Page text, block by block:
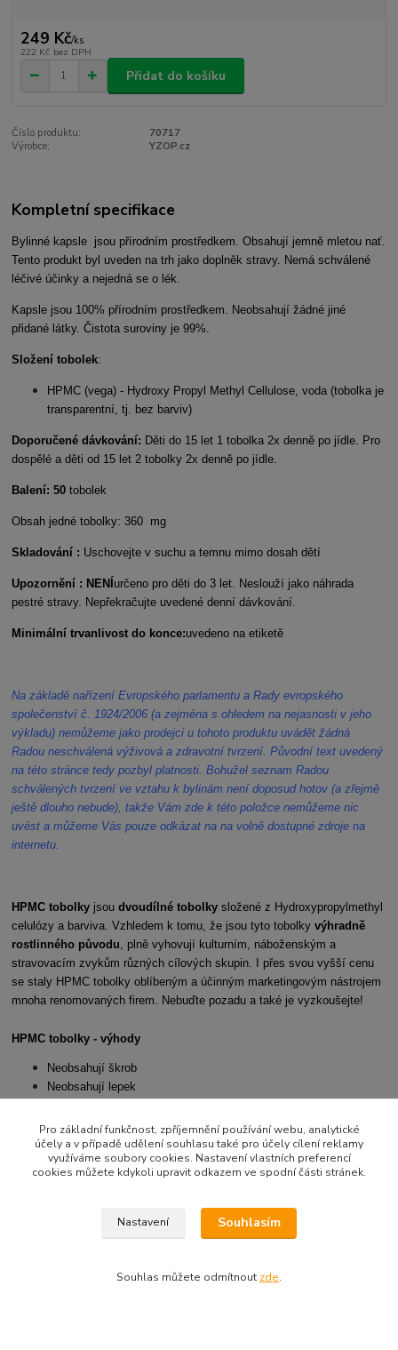
249 Kč/ks
222 Kč bez DPH
Přidat do košíku
Číslo produktu:
70717
Výrobce:
YZOP.cz
Kompletní specifikace
Bylinné kapsle jsou přírodním prostředkem. Obsahují jemně mletou nať.
Tento produkt byl uveden na trh jako doplněk stravy. Nemá schválené
léčivé účinky a nejedná se o lék.
Kapsle jsou 100% přírodním prostředkem. Neobsahují žádné jiné
přidané látky. Čistota suroviny je 99%.
Složení tobolek:
HPMC (vega) - Hydroxy Propyl Methyl Cellulose, voda (tobolka je
transparentní, tj. bez barviv)
Doporučené dávkování: Děti do 15 let 1 tobolka 2x denně po jídle. Pro
dospělé a děti od 15 let 2 tobolky 2x denně po jídle.
Balení: 50tobolek
Obsah jedné tobolky: 360 mg
Skladování : Uschovejte v suchu a temnu mimo dosah dětí
Upozornění : NENÍurčeno pro děti do 3 let. Neslouží jako náhrada
pestré stravy. Nepřekračujte uvedené denní dávkování.
Minimální trvanlivost do konce:uvedeno na etiketě
Na základě nařízení Evropského parlamentu a Rady evropského
společenství č. 1924/2006 (a zejména s ohledem na nejasnosti v jeho
výkladu) nemůžeme jako prodejci u tohoto produktu uvádět žádná
Radou neschválená výživová a zdravotní tvrzení. Původní text uvedený
na této stránce tedy pozbyl platnosti. Bohužel seznam Radou
schválených tvrzení ve vztahu k bylinám není doposud hotov (a zřejmě
ještě dlouho nebude), takže Vám zde k této položce nemůžeme nic
uvést a můžeme Vás pouze odkázat na na volně dostupné zdroje na
internetu.
HPMC tobolky jsoudvoudílné tobolky složené z Hydroxypropylmethyl
celulózy a barviva. Vzhledem k tomu, že jsou tyto tobolkyvýhradně
rostlinného původu , plně vyhovují kulturním, náboženským a
stravovacím zvykům různých cílových skupin. I přes svou vyšší cenu
se staly HPMC tobolky oblíbeným a účinným marketingovým nástrojem
mnoha renomovaných firem. Nebuďte pozadu a také je vyzkoušejte!
HPMC tobolky - výhody
Neobsahují škrob
Neobsahují lepek
Čistě přírodní forma
Respektují striktní dietní programy
Vhodné pro vegetariány
Certifikáty Kosher a Halal
Pro základní funkčnost, zpříjemnění používání webu, analytické
účely a v případě udělení souhlasu také pro účely cílení reklamy
využíváme soubory cookies. Nastavení vlastních preferencí
cookies můžete kdykoli upravit odkazem ve spodní části stránek.
Nastavení Souhlasím
Souhlas můžete odmítnout zde.